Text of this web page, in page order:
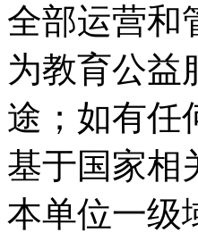
全部运营和
为教育公益
途；如有任
基于国家相
本单位一级